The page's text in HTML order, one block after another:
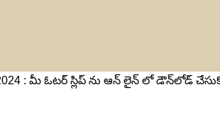
: మీ ఓటర్ స్లిప్ ను ఆన్ లైన్ లో డౌన్‌లోడ్